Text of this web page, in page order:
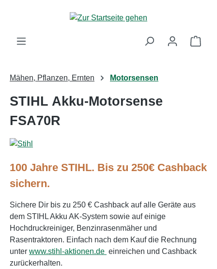
Zum Hauptinhalt springen
Mähen, Pflanzen, Ernten Motorsensen
STIHL Akku-Motorsense
FSA70R
100 Jahre STIHL. Bis zu 250€ Cashback
sichern.
Sichere Dir bis zu 250 € Cashback auf alle Geräte aus
dem STIHL Akku AK-System sowie auf einige
Hochdruckreiniger, Benzinrasenmäher und
Rasentraktoren. Einfach nach dem Kauf die Rechnung
unter www.stihl-aktionen.de einreichen und Cashback
zurückerhalten.